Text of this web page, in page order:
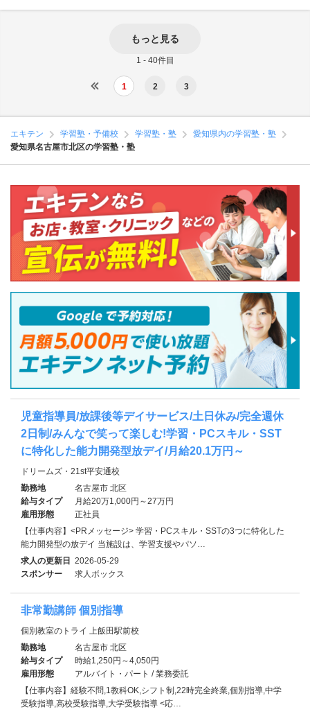
もっと見る
1 - 40件目
1 2 3
エキテン 学習塾・予備校 学習塾・塾
愛知県内の学習塾・塾
愛知県名古屋市北区の学習塾・塾
児童指導員/放課後等デイサービス/土日休み/完全週休
2日制/みんなで笑って楽しむ!学習・PCスキル・SST
に特化した能力開発型放デイ/月給20.1万円～
ドリームズ・21st平安通校
勤務地
名古屋市 北区
給与タイプ
月給20万1,000円～27万円
雇用形態
正社員
【仕事内容】<PRメッセージ> 学習・PCスキル・SSTの3つに特化した
能力開発型の放デイ 当施設は、学習支援やパソ…
求人の更新日 2026-05-29
スポンサー
求人ボックス
非常勤講師 個別指導
個別教室のトライ 上飯田駅前校
勤務地
名古屋市 北区
給与タイプ
時給1,250円～4,050円
雇用形態
アルバイト・パート / 業務委託
【仕事内容】経験不問,1教科OK,シフト制,22時完全終業,個別指導,中学
受験指導,高校受験指導,大学受験指導 <応…